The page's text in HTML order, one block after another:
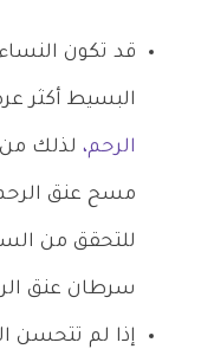
قد تكون
البسيط أكثر
الرحم، لذلك من
مسح عنق
للتحقق من
سرطان عنق
إذا لم تتحسن